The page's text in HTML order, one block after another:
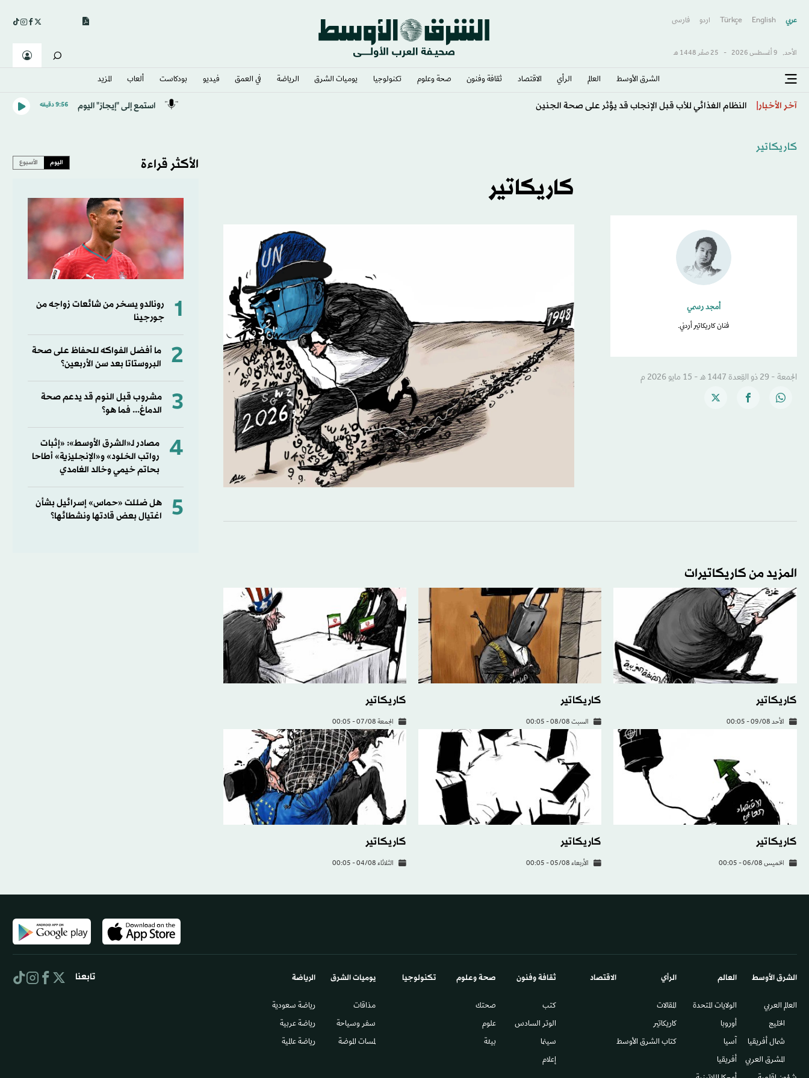
عربي English
Türkçe اردو فارسى
الأحد, 9 أغسطس 2026 - 25 صفَر 1448 هـ
الشرق الأوسط​ العالم الرأي الاقتصاد ثقافة وفنون صحة وعلوم تكنولوجيا يوميات الشرق​ الرياضة في العمق فيديو بودكاست ألعاب المزيد
آخر الأخبار
علماء يصنعون أول فيروس بالذكاء الاصطناعي لمكافحة «البكتيريا الخارقة»
استمع إلى "إيجاز" اليوم 9:56 دقيقه
كاريكاتير
أمجد رسمي
فنان كاريكاتير أردني.
الجمعة - 29 ذو القِعدة 1447 هـ - 15 مايو 2026 م
كاريكاتير
المزيد من كاريكاتيرات
كاريكاتير
الأحد 09/08 - 00:05
كاريكاتير
السبت 08/08 - 00:05
كاريكاتير
الجمعة 07/08 - 00:05
كاريكاتير
الخميس 06/08 - 00:05
كاريكاتير
الأربعاء 05/08 - 00:05
كاريكاتير
الثلاثاء 04/08 - 00:05
الأكثر قراءة اليوم الأسبوع
1
رونالدو يسخر من شائعات زواجه من
جورجينا
2
ما أفضل الفواكه للحفاظ على صحة
البروستاتا بعد سن الأربعين؟
3
مشروب قبل النوم قد يدعم صحة
الدماغ... فما هو؟
4
مصادر لـ«الشرق الأوسط»: «إثبات
رواتب الخلود» و«الإنجليزية» أطاحا
بحاتم خيمي وخالد الغامدي
5
هل ضللت «حماس» إسرائيل بشأن
اغتيال بعض قادتها ونشطائها؟
الشرق الأوسط​
العالم العربي
الخليج
شمال أفريقيا
المشرق العربي
العالم
الولايات المتحدة
أوروبا
آسيا
أفريقيا
الرأي
المقالات
كاريكاتير
كتاب الشرق الأوسط
الاقتصاد ثقافة وفنون
كتب
الوتر السادس​
سينما
إعلام
صحة وعلوم
صحتك
علوم
بيئة
تكنولوجيا يوميات الشرق​
مذاقات
سفر وسياحة
لمسات الموضة
الرياضة
رياضة سعودية
رياضة عربية
رياضة عالمية
تابعنا